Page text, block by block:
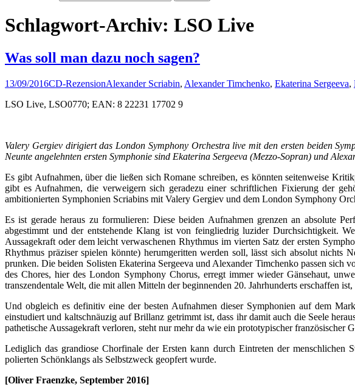
Schlagwort-Archiv: LSO Live
Was soll man dazu noch sagen?
13/09/2016CD-RezensionAlexander Scriabin, Alexander Timchenko, Ekaterina Sergeeva,
LSO Live, LSO0770; EAN: 8 22231 17702 9
Valery Gergiev dirigiert das London Symphony Orchestra live mit den ersten beiden
Neunte angelehnten ersten Symphonie sind Ekaterina Sergeeva (Mezzo-Sopran) und
Es gibt Aufnahmen, über die ließen sich Romane schreiben, es könnten seitenweise
gibt es Aufnahmen, die verweigern sich geradezu einer schriftlichen Fixierung der
ambitionierten Symphonien Scriabins mit Valery Gergiev und dem London Symphony
Es ist gerade heraus zu formulieren: Diese beiden Aufnahmen grenzen an absolute
abgestimmt und der entstehende Klang ist von feingliedrig luzider Durchsichtigkeit.
Aussagekraft oder dem leicht verwaschenen Rhythmus im vierten Satz der ersten
Rhythmus präziser spielen könnte) herumgeritten werden soll, lässt sich absolut
prunken. Die beiden Solisten Ekaterina Sergeeva und Alexander Timchenko passen
des Chores, hier des London Symphony Chorus, erregt immer wieder Gänsehaut,
transzendentale Welt, die mit allen Mitteln der beginnenden 20. Jahrhunderts erschaffen
Und obgleich es definitiv eine der besten Aufnahmen dieser Symphonien auf dem
einstudiert und kaltschnäuzig auf Brillanz getrimmt ist, dass ihr damit auch die Seele
pathetische Aussagekraft verloren, steht nur mehr da wie ein prototypischer
Lediglich das grandiose Chorfinale der Ersten kann durch Eintreten der
polierten Schönklangs als Selbstzweck geopfert wurde.
[Oliver Fraenzke, September 2016]